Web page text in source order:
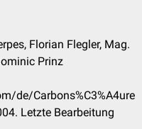
Florian Flegler, Mag.
Prinz
de/Carbons%C3%A4ure
Letzte Bearbeitung